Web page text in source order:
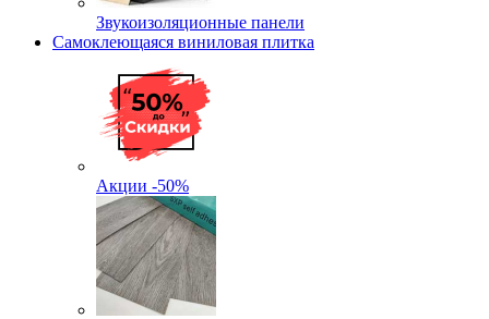
Звукоизоляционные панели
Самоклеющаяся виниловая плитка
Акции -50%